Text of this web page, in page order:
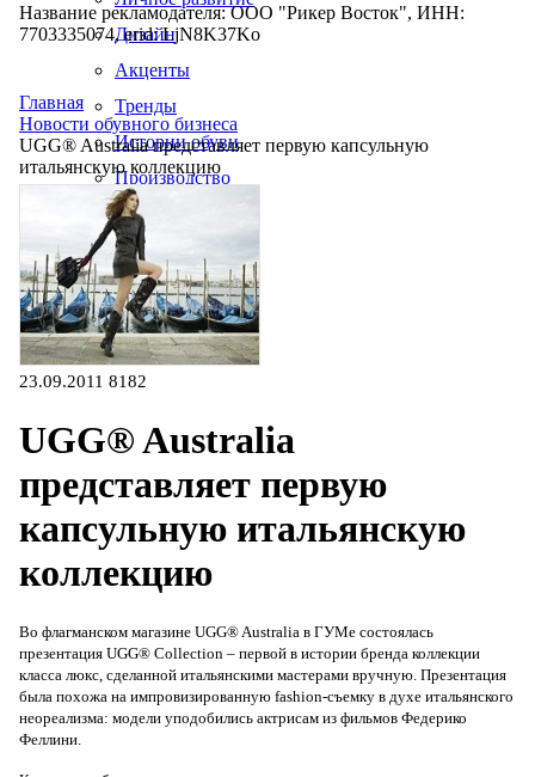
Дизайн
Акценты
Тренды
Истории обуви
Производство
Название рекламодателя: ООО "Рикер Восток", ИНН:
7703335074, erid: LjN8K37Ko
Главная
Новости обувного бизнеса
UGG® Australia представляет первую капсульную
итальянскую коллекцию
23.09.2011 8182
UGG® Australia
представляет первую
капсульную итальянскую
коллекцию
Во флагманском магазине UGG® Australia в ГУМе состоялась
презентация UGG® Collection – первой в истории бренда коллекции
класса люкс, сделанной итальянскими мастерами вручную. Презентация
была похожа на импровизированную fashion-съемку в духе итальянского
неореализма: модели уподобились актрисам из фильмов Федерико
Феллини.